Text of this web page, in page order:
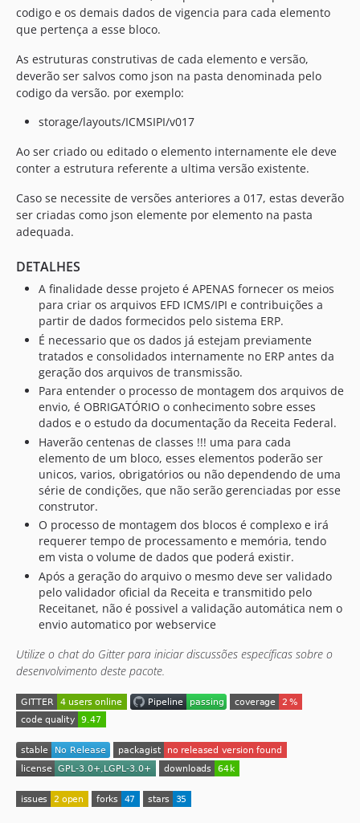
codigo e os demais dados de vigencia para cada elemento
que pertença a esse bloco.
As estruturas construtivas de cada elemento e versão,
deverão ser salvos como json na pasta denominada pelo
codigo da versão. por exemplo:
storage/layouts/ICMSIPI/v017
Ao ser criado ou editado o elemento internamente ele deve
conter a estrutura referente a ultima versão existente.
Caso se necessite de versões anteriores a 017, estas deverão
ser criadas como json elemente por elemento na pasta
adequada.
DETALHES
A finalidade desse projeto é APENAS fornecer os meios
para criar os arquivos EFD ICMS/IPI e contribuições a
partir de dados formecidos pelo sistema ERP.
É necessario que os dados já estejam previamente
tratados e consolidados internamente no ERP antes da
geração dos arquivos de transmissão.
Para entender o processo de montagem dos arquivos de
envio, é OBRIGATÓRIO o conhecimento sobre esses
dados e o estudo da documentação da Receita Federal.
Haverão centenas de classes !!! uma para cada
elemento de um bloco, esses elementos poderão ser
unicos, varios, obrigatórios ou não dependendo de uma
série de condições, que não serão gerenciadas por esse
construtor.
O processo de montagem dos blocos é complexo e irá
requerer tempo de processamento e memória, tendo
em vista o volume de dados que poderá existir.
Após a geração do arquivo o mesmo deve ser validado
pelo validador oficial da Receita e transmitido pelo
Receitanet, não é possivel a validação automática nem o
envio automatico por webservice
Utilize o chat do Gitter para iniciar discussões específicas sobre o
desenvolvimento deste pacote.